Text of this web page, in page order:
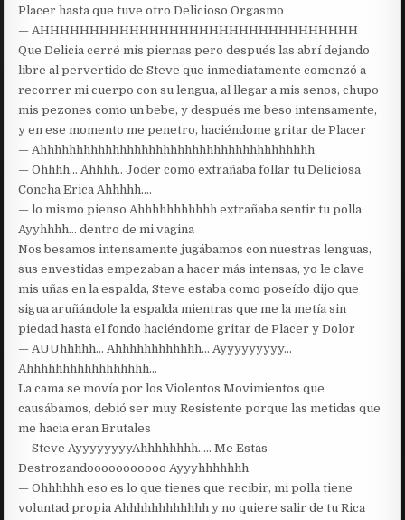
Placer hasta que tuve otro Delicioso Orgasmo
— AHHHHHHHHHHHHHHHHHHHHHHHHHHHHHHHH
Que Delicia cerré mis piernas pero después las abrí dejando
libre al pervertido de Steve que inmediatamente comenzó a
recorrer mi cuerpo con su lengua, al llegar a mis senos, chupo
mis pezones como un bebe, y después me beso intensamente,
y en ese momento me penetro, haciéndome gritar de Placer
— Ahhhhhhhhhhhhhhhhhhhhhhhhhhhhhhhhhhhhhh
— Ohhhh… Ahhhh.. Joder como extrañaba follar tu Deliciosa
Concha Erica Ahhhhh….
— lo mismo pienso Ahhhhhhhhhhh extrañaba sentir tu polla
Ayyhhhh… dentro de mi vagina
Nos besamos intensamente jugábamos con nuestras lenguas,
sus envestidas empezaban a hacer más intensas, yo le clave
mis uñas en la espalda, Steve estaba como poseído dijo que
sigua aruñándole la espalda mientras que me la metía sin
piedad hasta el fondo haciéndome gritar de Placer y Dolor
— AUUhhhhh… Ahhhhhhhhhhhh… Ayyyyyyyyy…
Ahhhhhhhhhhhhhhhhh…
La cama se movía por los Violentos Movimientos que
causábamos, debió ser muy Resistente porque las metidas que
me hacia eran Brutales
— Steve AyyyyyyyyAhhhhhhhh….. Me Estas
Destrozandooooooooooo Ayyyhhhhhhh
— Ohhhhhh eso es lo que tienes que recibir, mi polla tiene
voluntad propia Ahhhhhhhhhhhh y no quiere salir de tu Rica